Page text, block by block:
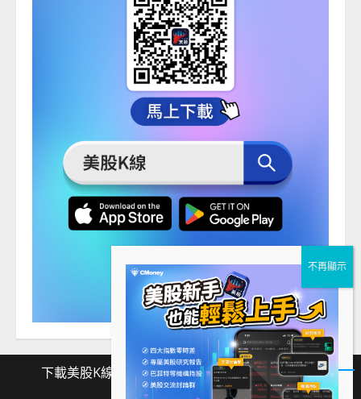
下載美股K線 Facebook Instagram Twitter